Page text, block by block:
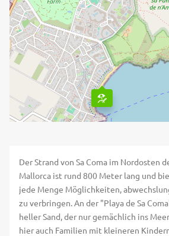
Der Strand von Sa Coma im Nordosten
Mallorca ist rund 800 Meter lang und
jede Menge Möglichkeiten,
zu verbringen. An der "Playa de Sa
heller Sand, der nur gemächlich ins
hier auch Familien mit kleineren